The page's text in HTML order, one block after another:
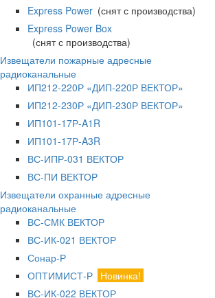
Express Power (снят с производства)
Express Power Box
(снят с производства)
Извещатели пожарные адресные
радиоканальные
ИП212-220Р «ДИП-220Р ВЕКТОР»
ИП212-230Р «ДИП-230Р ВЕКТОР»
ИП101-17Р-A1R
ИП101-17Р-A3R
ВС-ИПР-031 ВЕКТОР
ВС-ПИ ВЕКТОР
Извещатели охранные адресные
радиоканальные
ВС-СМК ВЕКТОР
ВС-ИК-021 ВЕКТОР
Сонар-Р
ОПТИМИСТ-Р Новинка!
ВС-ИК-022 ВЕКТОР